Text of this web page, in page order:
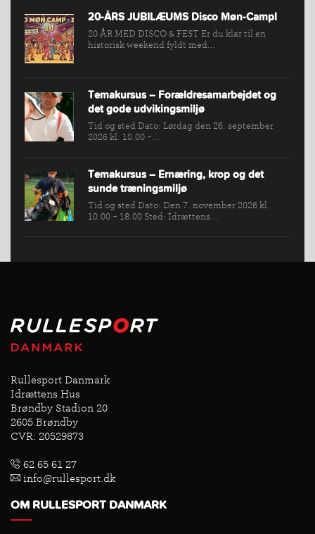
20-ÅRS JUBILÆUMS Disco Møn-Camp!
20 ÅR MED DISCO & FEST Er du klar til en
historisk weekend fyldt med...
Temakursus – Forældresamarbejdet og
det gode udvikingsmiljø
Tid og sted Dato: Lørdag den 26. september
2026 kl. 10.00 -...
Temakursus – Ernæring, krop og det
sunde træningsmiljø
Tid og sted Dato: Den 7. november 2026 kl.
10.00 - 18.00 Sted: Idrættens...
Rullesport Danmark
Idrættens Hus
Brøndby Stadion 20
2605 Brøndby
CVR: 20529873
62 65 61 27
info@rullesport.dk
OM RULLESPORT DANMARK